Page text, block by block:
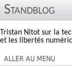
Standblog
Tristan Nitot sur la
et les libertés
ALLER AU MENU